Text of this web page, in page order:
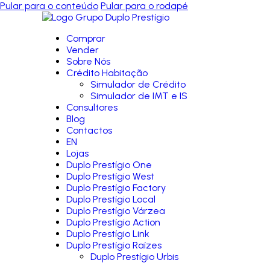
Pular para o conteúdo Pular para o rodapé
Comprar
Vender
Sobre Nós
Crédito Habitação
Simulador de Crédito
Simulador de IMT e IS
Consultores
Blog
Contactos
EN
Lojas
Duplo Prestígio One
Duplo Prestígio West
Duplo Prestígio Factory
Duplo Prestígio Local
Duplo Prestígio Várzea
Duplo Prestígio Action
Duplo Prestígio Link
Duplo Prestígio Raízes
Duplo Prestígio Urbis